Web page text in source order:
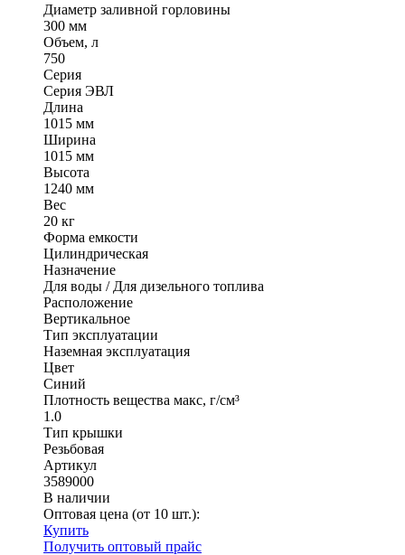
Диаметр заливной горловины
300 мм
Объем, л
750
Серия
Серия ЭВЛ
Длина
1015 мм
Ширина
1015 мм
Высота
1240 мм
Вес
20 кг
Форма емкости
Цилиндрическая
Назначение
Для воды / Для дизельного топлива
Расположение
Вертикальное
Тип эксплуатации
Наземная эксплуатация
Цвет
Синий
Плотность вещества макс, г/см³
1.0
Тип крышки
Резьбовая
Артикул
3589000
В наличии
Оптовая цена (от 10 шт.):
Купить
Получить оптовый прайс